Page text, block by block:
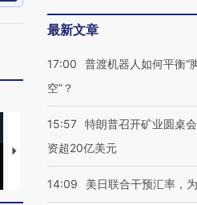
马航飞行员跨国走私7万
粒摇头丸 尿检体内含3种
度Z世代 用
育部长拱下台
最新文章
17:00
普渡机器人如何平衡“
空”？
15:57 特朗普召开矿业圆桌
资超20亿美元
14:09 美日联合干预汇率，